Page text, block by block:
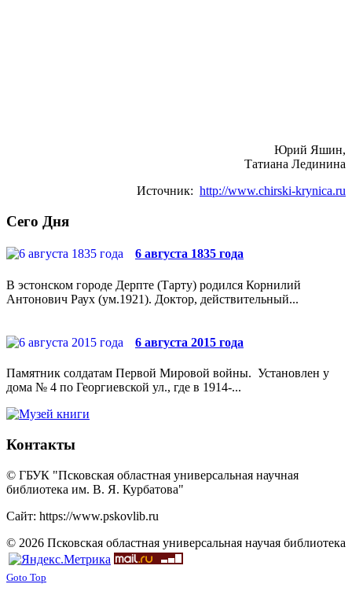
Юрий Яшин,
Татиана Лединина
Источник: http://www.chirski-krynica.ru
Сего Дня
6 августа 1835 года
В эстонском городе Дерпте (Тарту) родился Корнилий
Антонович Раух (ум.1921). Доктор, действительный...
6 августа 2015 года
Памятник солдатам Первой Мировой войны. Установлен у
дома № 4 по Георгиевской ул., где в 1914-...
Контакты
© ГБУК "Псковская областная универсальная научная
библиотека им. В. Я. Курбатова"
Сайт: https://www.pskovlib.ru
© 2026 Псковская областная универсальная научая библиотека
Goto Top